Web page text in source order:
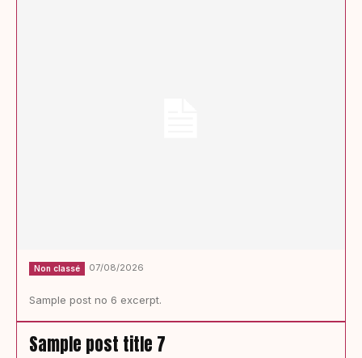
Non classé 07/08/2026
Sample post no 6 excerpt.
Sample post title 7